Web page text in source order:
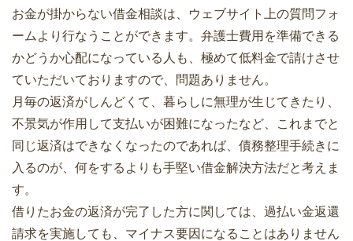
お金が掛からない借金相談は、ウェブサイト上の質問フォ
ームより行なうことができます。弁護士費用を準備できる
かどうか心配になっている人も、極めて低料金で請けさせ
ていただいておりますので、問題ありません。
月毎の返済がしんどくて、暮らしに無理が生じてきたり、
不景気が作用して支払いが困難になったなど、これまでと
同じ返済はできなくなったのであれば、債務整理手続きに
入るのが、何をするよりも手堅い借金解決方法だと考えま
す。
借りたお金の返済が完了した方に関しては、過払い金返還
請求を実施しても、マイナス要因になることはありません